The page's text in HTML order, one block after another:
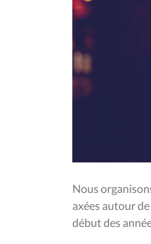
Nous
axées autour
début des